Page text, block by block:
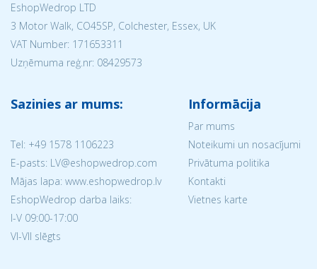
EshopWedrop LTD
3 Motor Walk, CO45SP, Colchester, Essex, UK
VAT Number: 171653311
Uzņēmuma reģ.nr: 08429573
Sazinies ar mums:
Tel: +49 1578 1106223
E-pasts: LV@eshopwedrop.com
Mājas lapa: www.eshopwedrop.lv
EshopWedrop darba laiks:
I-V 09:00-17:00
VI-VII slēgts
Informācija
Par mums
Noteikumi un nosacījumi
Privātuma politika
Kontakti
Vietnes karte